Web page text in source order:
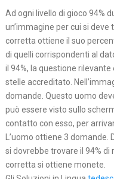
Ad ogni livello di gioco 94%
un’immagine per cui si
corretta ottiene il suo
di quelli corrispondenti al
il 94%, la questione
stelle accreditato.
domande. Questo uomo
può essere visto sullo
contatto con esso, per
L’uomo ottiene 3 domande.
si dovrebbe trovare il 94%
corretta si ottiene monete.